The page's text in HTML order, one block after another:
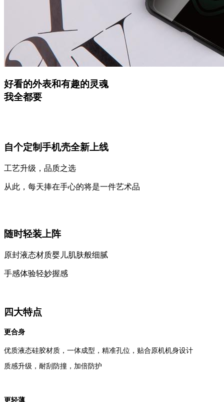
好看的外表和有趣的灵魂
我全都要
自个定制手机壳全新上线
工艺升级，品质之选
从此，每天捧在手心的将是一件艺术品
随时轻装上阵
原封液态材质婴儿肌肤般细腻
手感体验轻妙握感
四大特点